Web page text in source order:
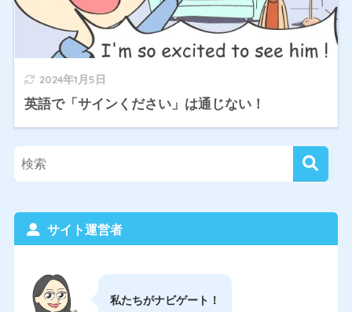
2024年1月5日
英語で「サインください」は通じない！
サイト運営者
私たちがナビゲート！